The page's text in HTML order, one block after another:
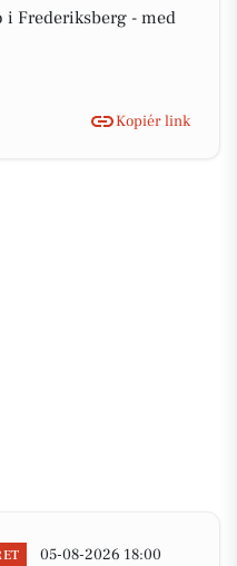
i Frederiksberg - med
Kopiér link
05-08-2026 18:00